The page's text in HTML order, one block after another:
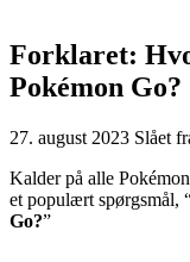
Forklaret:
Pokémon Go?
27. august 2023 Slået
Kalder på alle
et populært spørgsmål,
Go?”